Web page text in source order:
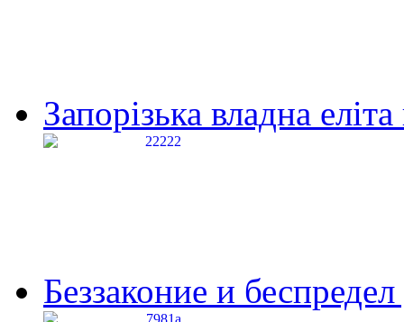
Запорізька владна
Беззаконие и